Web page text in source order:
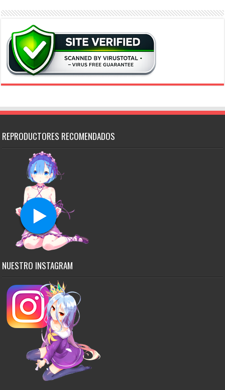
REPRODUCTORES RECOMENDADOS
NUESTRO INSTAGRAM